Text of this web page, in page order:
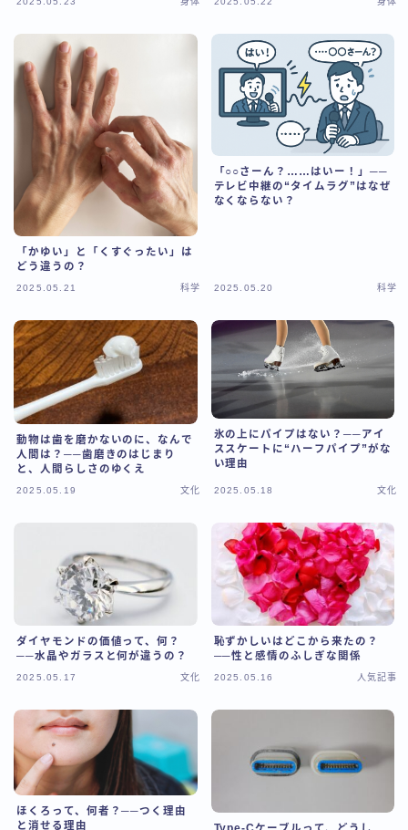
「かゆい」と「くすぐったい」は
どう違うの？
2025.05.21 科学
「○○さーん？……はいー！」──
テレビ中継の“タイムラグ”はなぜ
なくならない？
2025.05.20 科学
動物は歯を磨かないのに、なんで
人間は？──歯磨きのはじまり
と、人間らしさのゆくえ
2025.05.19 文化
氷の上にパイプはない？──アイ
ススケートに“ハーフパイプ”がな
い理由
2025.05.18 文化
ダイヤモンドの価値って、何？
──水晶やガラスと何が違うの？
2025.05.17 文化
恥ずかしいはどこから来たの？
──性と感情のふしぎな関係
2025.05.16 人気記事
ほくろって、何者？──つく理由
と消せる理由